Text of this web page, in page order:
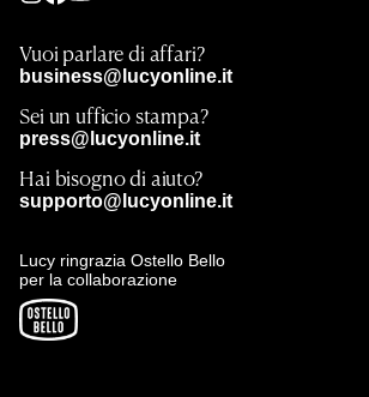
Vuoi parlare di affari?
business@lucyonline.it
Sei un ufficio stampa?
press@lucyonline.it
Hai bisogno di aiuto?
supporto@lucyonline.it
Lucy ringrazia Ostello Bello
per la collaborazione